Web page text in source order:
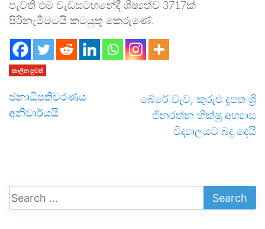
පැවති එම වැඩසටහනේදී ශිෂ්‍යත්ව 3717ක්
පිරිනැමීමටයි කටයුතු කෙරුණේ.
කාලීන පුවත්
ජනාධිපතිවරණය
අනිවාර්යයි
බේරේ වැව, කුරුළු දූපත ශ්‍රී
ජිනරත්න භික්ෂු අභ්‍යාස
විද්‍යාලයට බදු දෙයි